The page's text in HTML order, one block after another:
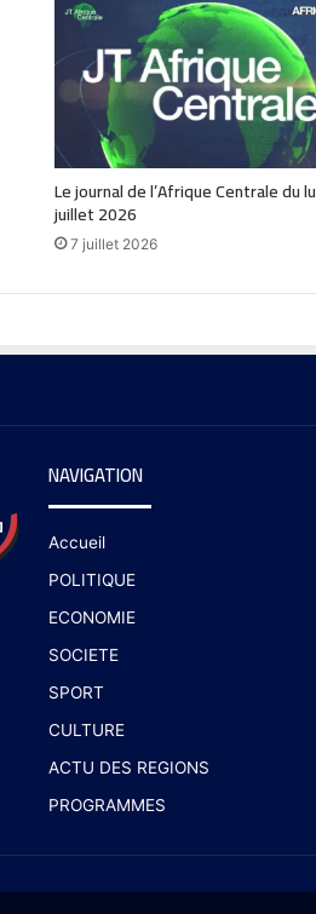
Le journal de l’Afrique Centrale du
juillet 2026
7 juillet 2026
NAVIGATION
Accueil
POLITIQUE
ECONOMIE
SOCIETE
SPORT
CULTURE
ACTU DES REGIONS
PROGRAMMES